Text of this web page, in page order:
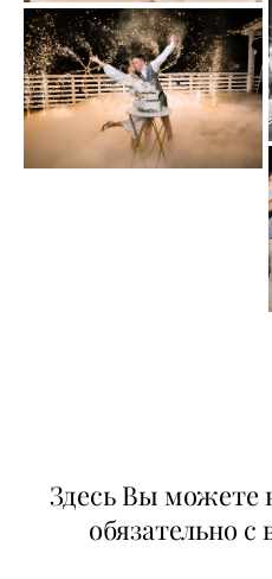
Здесь Вы можете
обязательно